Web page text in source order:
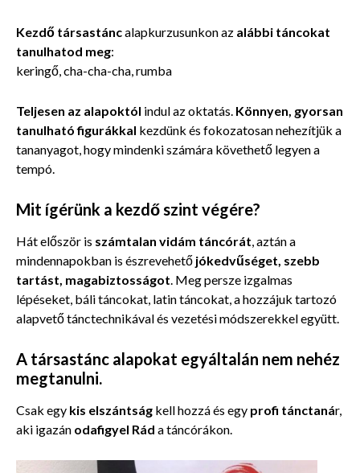
Kezdő társastáncalapkurzusunkon az alábbi táncokat
tanulhatod meg:
keringő, cha-cha-cha, rumba
Teljesen az alapoktól indul az oktatás. Könnyen, gyorsan
tanulható figurákkal kezdünk és fokozatosan nehezítjük a
tananyagot, hogy mindenki számára követhető legyen a
tempó.
Mit ígérünk a kezdő szint végére?
Hát először is számtalan vidám táncórát , aztán a
mindennapokban is észrevehető jókedvűséget, szebb
tartást, magabiztosságot . Meg persze izgalmas
lépéseket, báli táncokat, latin táncokat, a hozzájuk tartozó
alapvető tánctechnikával és vezetési módszerekkel együtt.
A társastánc alapokat egyáltalán nem nehéz
megtanulni.
Csak egy kis elszántság kell hozzá és egy profi tánctanár,
aki igazán odafigyel Rád a táncórákon.